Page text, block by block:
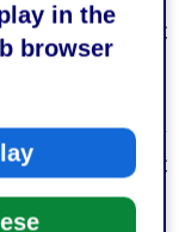
in the
browser
防同意審査書」に
追加説明書」につ
同意審査書」に